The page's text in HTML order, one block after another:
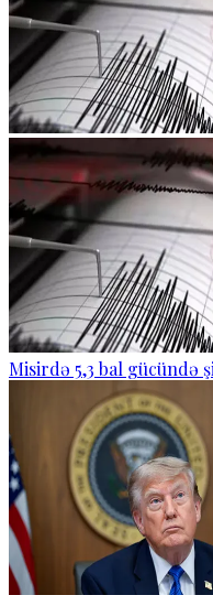
Misirdə 5,3 bal gücündə